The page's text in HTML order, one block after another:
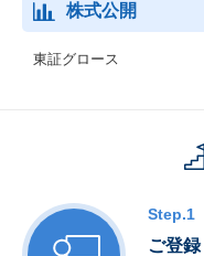
株式公開
東証グロース
Step.1
ご登録